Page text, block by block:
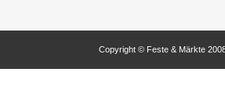
Copyright © Feste & Märkte